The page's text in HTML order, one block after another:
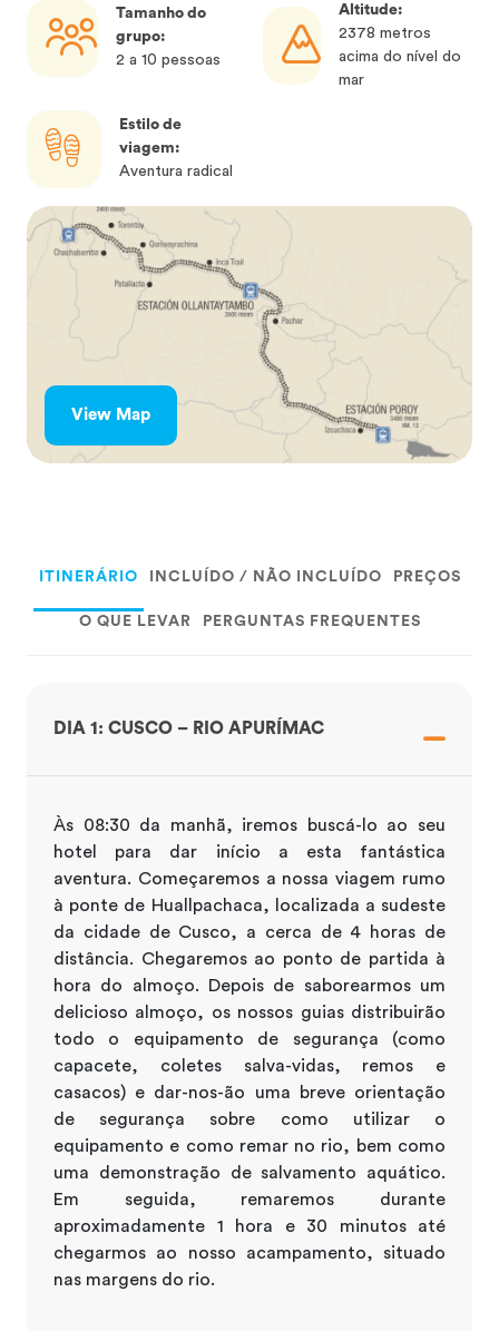
Tamanho do
grupo:
2 a 10 pessoas
Altitude:
2378 metros
acima do nível do
mar
Estilo de
viagem:
Aventura radical
View Map
ITINERÁRIO INCLUÍDO / NÃO INCLUÍDO PREÇOS
O QUE LEVAR PERGUNTAS FREQUENTES
DIA 1: CUSCO – RIO APURÍMAC
Às 08:30 da manhã, iremos buscá-lo ao seu
hotel para dar início a esta fantástica
aventura. Começaremos a nossa viagem rumo
à ponte de Huallpachaca, localizada a sudeste
da cidade de Cusco, a cerca de 4 horas de
distância. Chegaremos ao ponto de partida à
hora do almoço. Depois de saborearmos um
delicioso almoço, os nossos guias distribuirão
todo o equipamento de segurança (como
capacete, coletes salva-vidas, remos e
casacos) e dar-nos-ão uma breve orientação
de segurança sobre como utilizar o
equipamento e como remar no rio, bem como
uma demonstração de salvamento aquático.
Em seguida, remaremos durante
aproximadamente 1 hora e 30 minutos até
chegarmos ao nosso acampamento, situado
nas margens do rio.